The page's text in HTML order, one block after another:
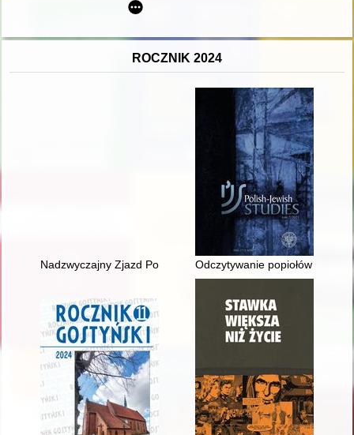
ROCZNIK 2024
Nadzwyczajny Zjazd Polskiego Towarzystwa
Odczytywanie popiołów –